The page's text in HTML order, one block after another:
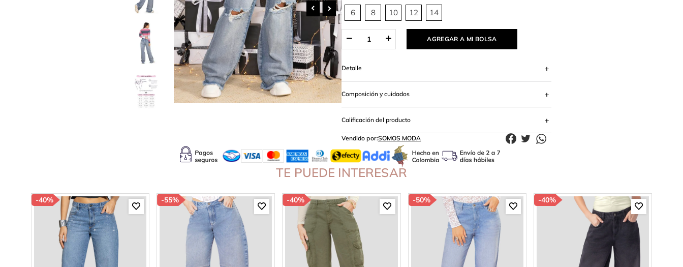
6 8 10 12 14
AGREGAR A MI BOLSA
Detalle
Composición y cuidados
Calificación del producto
Vendido por:SOMOS MODA
TE PUEDE INTERESAR
-40% -55% -40% -50% -40%
10. short